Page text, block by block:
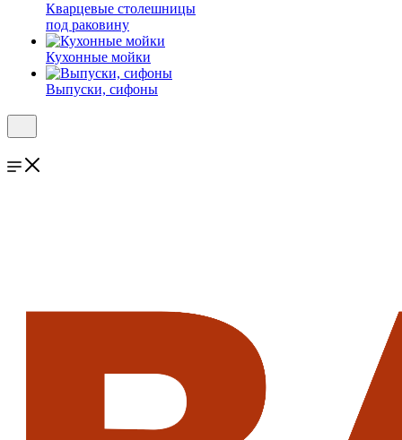
Кварцевые столешницы
под раковину
Кухонные мойки
Выпуски, сифоны